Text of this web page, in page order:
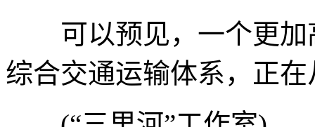
可以预见，一个更加
综合交通运输体系，正